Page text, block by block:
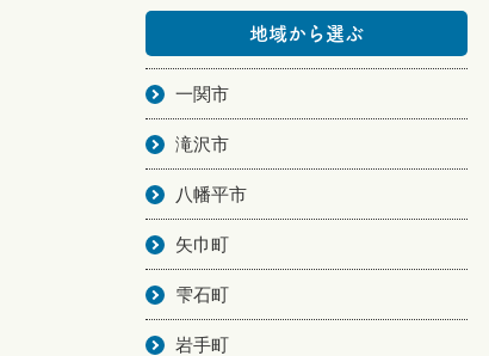
地域から選ぶ
一関市
滝沢市
八幡平市
矢巾町
雫石町
岩手町